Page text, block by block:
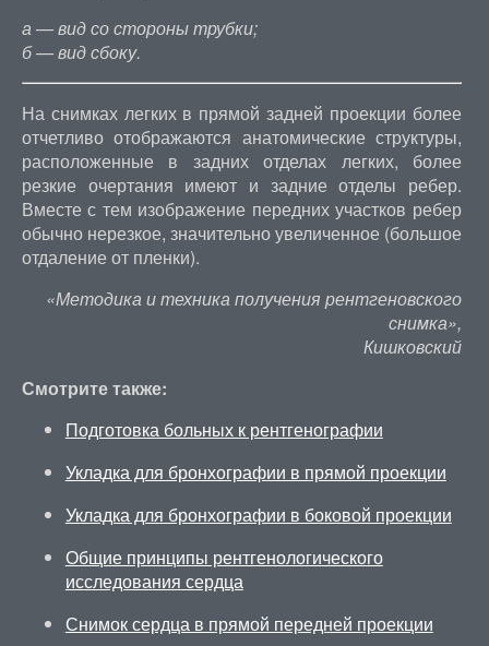
а — вид со стороны трубки;
б — вид сбоку.
На снимках легких в прямой задней проекции более
отчетливо отображаются анатомические структуры,
расположенные в задних отделах легких, более
резкие очертания имеют и задние отделы ребер.
Вместе с тем изображение передних участков ребер
обычно нерезкое, значительно увеличенное (большое
отдаление от пленки).
«Методика и техника получения рентгеновского
снимка»,
Кишковский
Смотрите также:
Подготовка больных к рентгенографии
Укладка для бронхографии в прямой проекции
Укладка для бронхографии в боковой проекции
Общие принципы рентгенологического
исследования сердца
Снимок сердца в прямой передней проекции